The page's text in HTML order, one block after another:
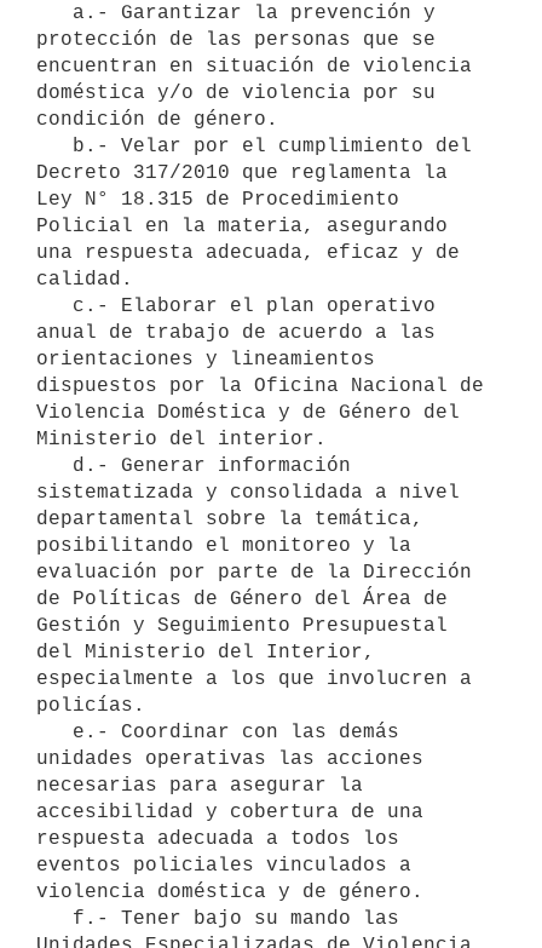
protección de las personas que se
encuentran en situación de violencia
doméstica y/o de violencia por su
condición de género.
Decreto 317/2010 que reglamenta la
Ley N° 18.315 de Procedimiento
Policial en la materia, asegurando
una respuesta adecuada, eficaz y de
calidad.
anual de trabajo de acuerdo a las
orientaciones y lineamientos
dispuestos por la Oficina Nacional de
Violencia Doméstica y de Género del
Ministerio del interior.
sistematizada y consolidada a nivel
departamental sobre la temática,
posibilitando el monitoreo y la
evaluación por parte de la Dirección
de Políticas de Género del Área de
Gestión y Seguimiento Presupuestal
del Ministerio del Interior,
especialmente a los que involucren a
policías.
unidades operativas las acciones
necesarias para asegurar la
accesibilidad y cobertura de una
respuesta adecuada a todos los
eventos policiales vinculados a
violencia doméstica y de género.